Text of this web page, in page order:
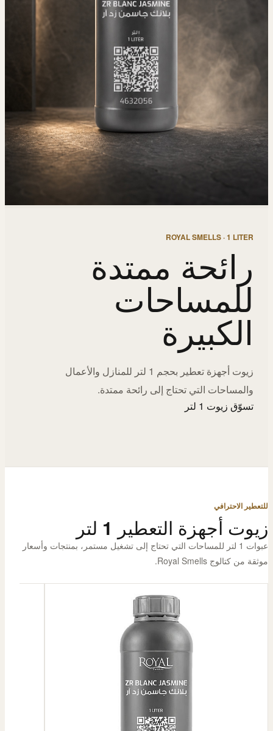
ROYAL SMELLS · 1 LITER
رائحة ممتدة
للمساحات
الكبيرة
زيوت أجهزة تعطير بحجم 1 لتر للمنازل والأعمال
والمساحات التي تحتاج إلى رائحة ممتدة.
تسوّق زيوت 1 لتر
للتعطير الاحترافي
زيوت أجهزة التعطير 1 لتر
عبوات 1 لتر للمساحات التي تحتاج إلى تشغيل مستمر، بمنتجات وأسعار
موثقة من كتالوج Royal Smells.